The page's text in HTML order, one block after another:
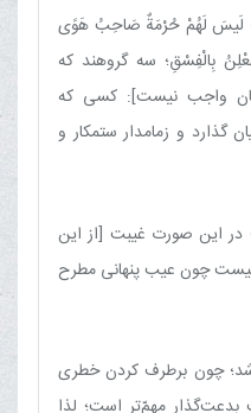
لَیسَ لَهُمْ حُرْمَةٌ صَاحِبُ هَوًی
بِالْفِسْقِ؛ سه گروهند که
واجب نیست]: کسی که
گذارد و زمامدار ستمکار و
در این صورت غیبت [از این
چون عیب پنهانی مطرح
چون برطرف کردن خطری
بدعت‌گذار مهمّ‌تر است؛ لذا